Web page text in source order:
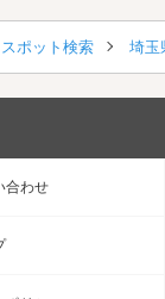
ポット検索 埼玉
合わせ